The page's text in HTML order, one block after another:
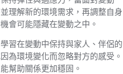
理解新的環境需求，再調整自身
會可能隱藏在變動之中。
學習在變動中保持與家人、伴侶的
為環境變化而忽略對方的感受。
幫助關係更加穩固。